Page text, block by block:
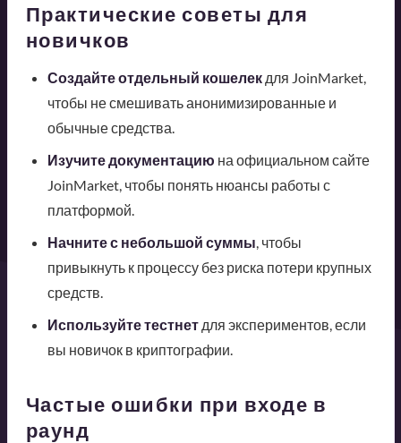
Практические советы для
новичков
Создайте отдельный кошелекдля JoinMarket,
чтобы не смешивать анонимизированные и
обычные средства.
Изучите документацию на официальном сайте
JoinMarket, чтобы понять нюансы работы с
платформой.
Начните с небольшой суммы, чтобы
привыкнуть к процессу без риска потери крупных
средств.
Используйте тестнетдля экспериментов, если
вы новичок в криптографии.
Частые ошибки при входе в
раунд